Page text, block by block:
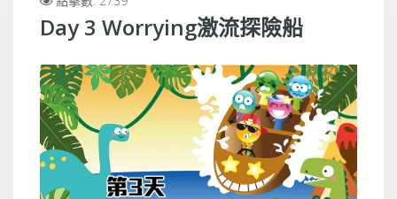
Day 3 Worrying激流探險船